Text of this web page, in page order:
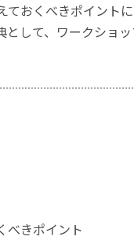
おくべきポイント
して、ワークショ
べきポイント